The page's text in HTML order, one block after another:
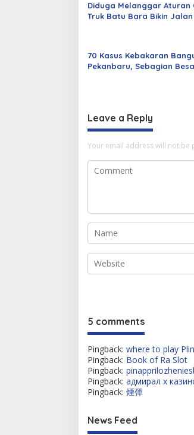
Diduga Melanggar Aturan
Truk Batu Bara Bikin
70 Kasus Kebakaran
Pekanbaru, Sebagian
Leave a Reply
Your email address will not be
5 comments
Pingback: where to play
Pingback: Book of Ra Slot
Pingback:
Pingback: адмирал х
Pingback: 煙彈
News Feed